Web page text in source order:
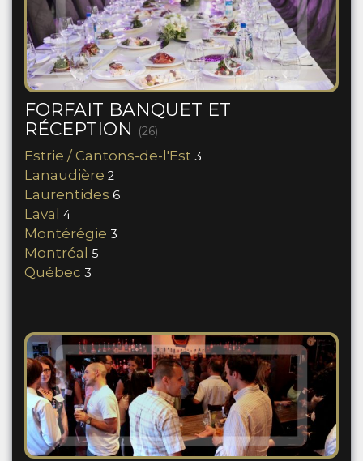
FORFAIT BANQUET ET
RÉCEPTION
(26)
Estrie / Cantons-de-l'Est 3
Lanaudière 2
Laurentides 6
Laval 4
Montérégie 3
Montréal 5
Québec 3